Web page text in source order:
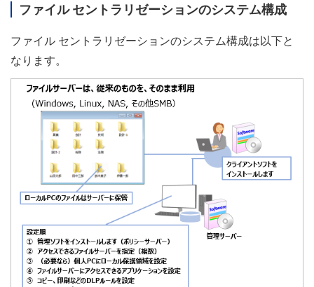
ファイル セントラリゼーションのシステム構成
ファイル セントラリゼーションのシステム構成は以下と
なります。